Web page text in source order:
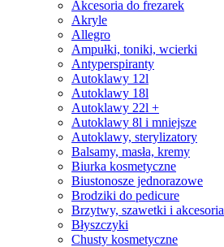
Akcesoria do frezarek
Akryle
Allegro
Ampułki, toniki, wcierki
Antyperspiranty
Autoklawy 12l
Autoklawy 18l
Autoklawy 22l +
Autoklawy 8l i mniejsze
Autoklawy, sterylizatory
Balsamy, masła, kremy
Biurka kosmetyczne
Biustonosze jednorazowe
Brodziki do pedicure
Brzytwy, szawetki i akcesoria
Błyszczyki
Chusty kosmetyczne